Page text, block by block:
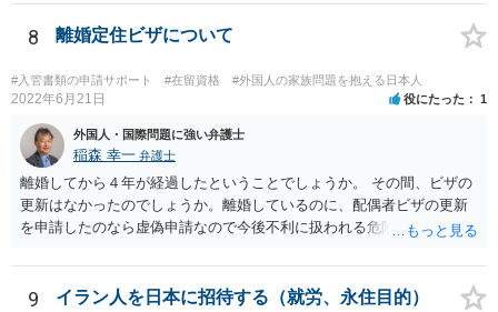
いる弁護士や行政書士に相談されるのが良いです。
8 離婚定住ビザについて
#入管書類の申請サポート #在留資格 #外国人の家族問題を抱える日本人
2022年6月21日 役にたった 1
外国人・国際問題に強い弁護士
稲森 幸一 弁護士
離婚してから４年が経過したということでしょうか。 その間、ビザの
更新はなかったのでしょうか。離婚しているのに、配偶者ビザの更新
を申請したのなら虚偽申請なので今後不利に扱われる危険がありま
しょうか。ただその場合も通用しないかもしれませんが、すぐに届け
る必要があることを知らなかったとしか言いようがないのかもしれま
9 イラン人を日本に招待する（就労、永住目的）